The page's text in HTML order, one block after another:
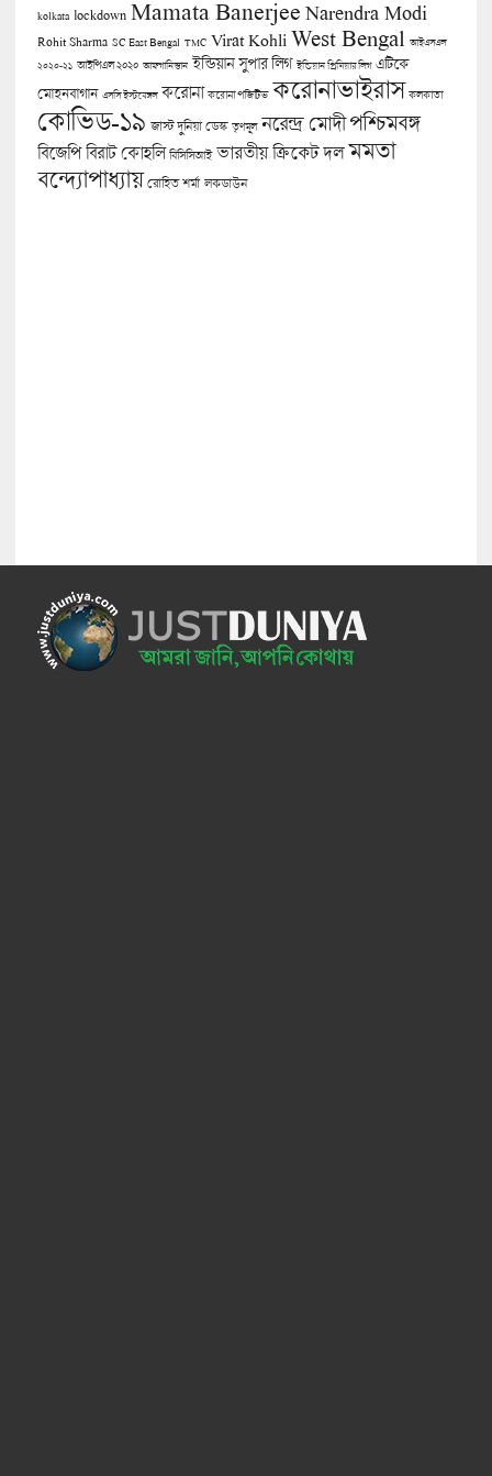
kolkata lockdown Mamata Banerjee Narendra Modi
Rohit Sharma SC East Bengal TMC Virat Kohli West Bengal আইএসএল
২০২০-২১ আইপিএল ২০২০ আফগানিস্তান ইন্ডিয়ান সুপার লিগ ইন্ডিয়ান প্রিমিয়ার লিগ এটিকে
মোহনবাগান এসসি ইস্টবেঙ্গল করোনা করোনা পজিটিভ করোনাভাইরাস কলকাতা
কোভিড-১৯ জাস্ট দুনিয়া ডেস্ক তৃণমূল নরেন্দ্র মোদী পশ্চিমবঙ্গ
বিজেপি বিরাট কোহলি বিসিসিআই ভারতীয় ক্রিকেট দল মমতা
বন্দ্যোপাধ্যায় রোহিত শর্মা লকডাউন